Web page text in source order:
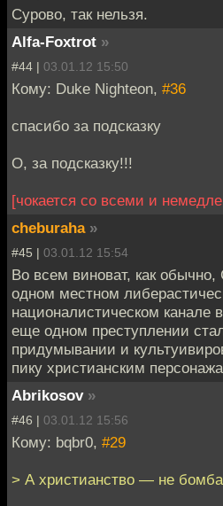
Сурово, так нельзя.
Alfa-Foxtrot »
#44 | 03.01.12 15:50
Кому: Duke Nighteon, #36
спасибо за подсказку
О, за подсказку!!!
[чокается со всеми и
cheburaha »
#45 | 03.01.12 15:54
Во всем виноват, как
одном местном
националистическом канале
еще одном преступлении
придумывании и
пику христианским
Abrikosov »
#46 | 03.01.12 15:56
Кому: bqbr0, #29
> А христианство — не